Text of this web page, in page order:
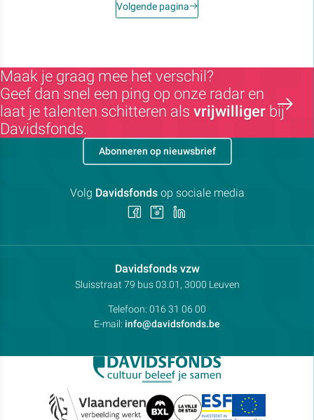
Volgende pagina
Maak je graag mee het verschil?
Geef dan snel een ping op onze radar en
laat je talenten schitteren als vrijwilliger bij
Davidsfonds.
Davidsfonds vzwContactpersoon:
Adres:
Sluisstraat 79 bus 03.01, 3000 Leuven
Telefoon: 016 31 06 00
E-mail: info@davidsfonds.be
Abonneren op nieuwsbrief
Volg Davidsfondsop sociale media
Volg Volg